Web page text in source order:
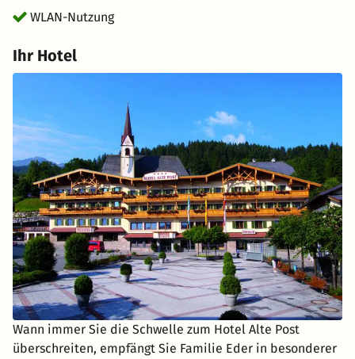
WLAN-Nutzung
Ihr Hotel
Wann immer Sie die Schwelle zum Hotel Alte Post
überschreiten, empfängt Sie Familie Eder in besonderer